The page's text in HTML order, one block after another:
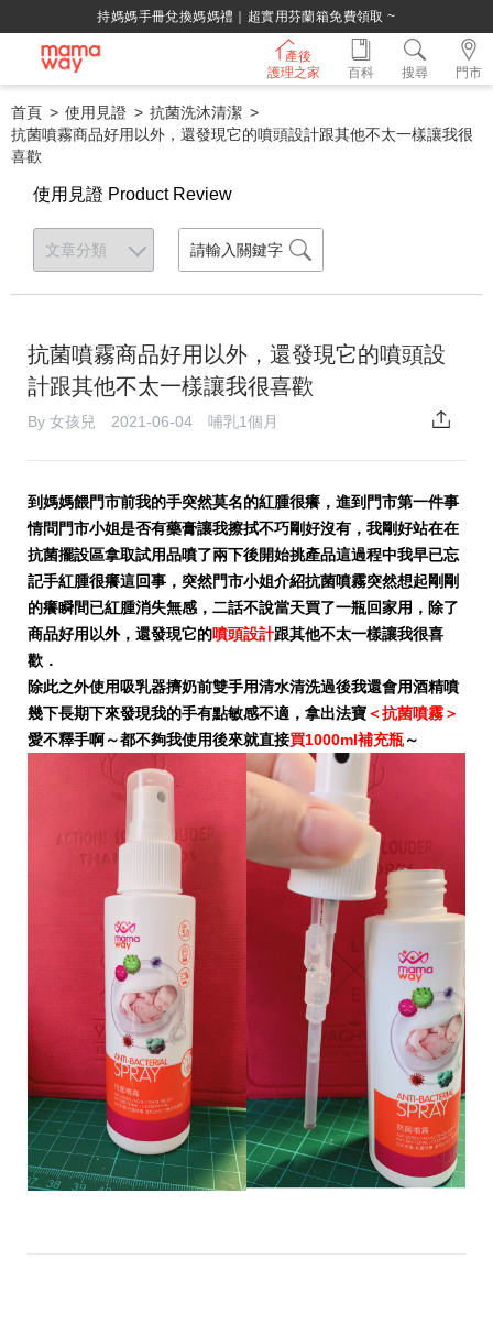
持媽媽手冊兌換媽媽禮｜超實用芬蘭箱免費領取 ~
產後
護理之家
門市
百科 搜尋
首頁 使用見證
抗菌洗沐清潔
抗菌噴霧商品好用以外，還發現它的噴頭設計跟其他不太一樣讓我很
喜歡
使用見證 Product Review
抗菌噴霧商品好用以外，還發現它的噴頭設
計跟其他不太一樣讓我很喜歡
By 女孩兒 2021-06-04 哺乳1個月
到媽媽餵門市前我的手突然莫名的紅腫很癢，進到門市第一件事
情問門市小姐是否有藥膏讓我擦拭不巧剛好沒有，我剛好站在在
抗菌擺設區拿取試用品噴了兩下後開始挑產品這過程中我早已忘
記手紅腫很癢這回事，突然門市小姐介紹抗菌噴霧突然想起剛剛
的癢瞬間已紅腫消失無感，二話不說當天買了一瓶回家用，除了
商品好用以外，還發現它的噴頭設計跟其他不太一樣讓我很喜
歡．
除此之外使用吸乳器擠奶前雙手用清水清洗過後我還會用酒精噴
幾下長期下來發現我的手有點敏感不適，拿出法寶＜抗菌噴霧＞
愛不釋手啊～都不夠我使用後來就直接買1000ml補充瓶～